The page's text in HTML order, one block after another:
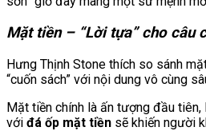
Mặt tiền – “Lời tựa” cho câu
Hưng Thịnh Stone thích so sánh
“cuốn sách” với nội dung vô cùng
Mặt tiền chính là ấn tượng đầu
với đá ốp mặt tiền sẽ khiến người